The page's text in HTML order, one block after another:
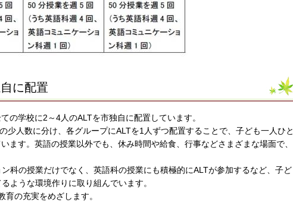
に配置
の学校に2～4人のALTを市独自に配置しています。
少人数に分け、各グループにALTを1人ずつ配置することで、子ども一人ひと
ます。英語の授業以外でも、休み時間や給食、行事などさまざまな場面で、
科の授業だけでなく、英語科の授業にも積極的にALTが参加するなど、子ど
ような環境作りに取り組んでいます。
の充実をめざします。